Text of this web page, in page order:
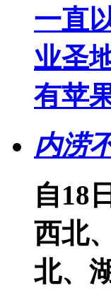
一直
业圣
有苹
内涝
自18
西北
北、